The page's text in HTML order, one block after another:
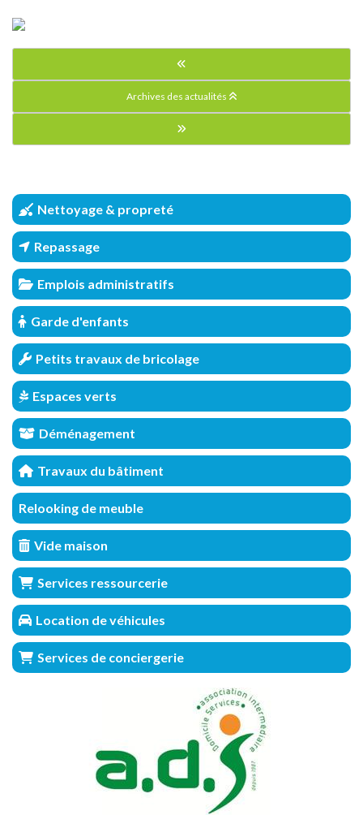
Archives des actualités
Nettoyage & propreté
Repassage
Emplois administratifs
Garde d'enfants
Petits travaux de bricolage
Espaces verts
Déménagement
Travaux du bâtiment
Relooking de meuble
Vide maison
Services ressourcerie
Location de véhicules
Services de conciergerie